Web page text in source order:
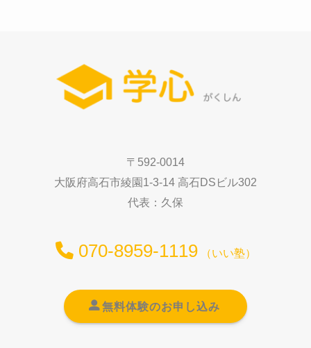
〒592-0014
大阪府高石市綾園1-3-14 高石DSビル302
代表：久保
070-8959-1119（いい塾）
無料体験のお申し込み